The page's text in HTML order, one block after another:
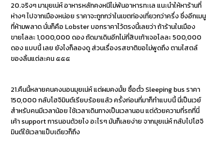
20.จริงๆ มามุยเน่ห์ อาหารหลักคงหนีไม่พ้นอาหารทะเล แนะนำให้หาร้านที่
ห่างๆ ไปจากเมืองหน่อย ราคาจะถูกกว่าในเขตท่องเที่ยวกว่าครึ่ง ซึ่งอีกเมนู
ที่ห้ามพลาด นั่นก็คือ Lobster บอกราคาไว้ตรงนี้เลยว่า ถ้าร้านในเมือง
ขายโลละ 1,000,000 ดอง ถัดมาเดินอีกไม่กี่สิบเก้าเจอโลละ 500,000
ดอง แบบนี้ เลย ยังไงก็ลองดู ส่วนเรื่องรสชาติขอไม่พูดถึง ตามไสตล์
ของลิ้นแต่ละคน ๕๕๕
21.คืนนี้หลายคนคงนอนมุยเน่ห์ แต่ผมคงมั้ย ซื้อตั๋ว Sleeping bus ราคา
150,000 กลับโฮจิมินต์เรียบร้อยแล้ว ครั้งก่อนที่มาก็ทำแบบนี้ นี่เป็นเวย์
สำหรับคนมีเวลาน้อย ใช้เวลาเดินทางเป็นเวลานอน แต่ด้วยความที่รถที่นี่
เค้า support การนอนด้วยไง อะไรๆ มันก็เลยง่าย จากมุยเน่ห์ กลับไปโฮจิ
มินต์ใช้เวลาแป็บเดียวก็ถึง